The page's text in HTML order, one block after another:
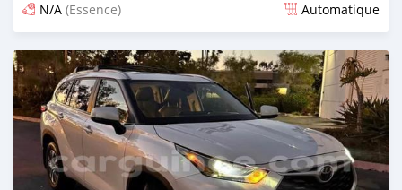
N/A (Essence) Automatique
Publié il y a 5 mois